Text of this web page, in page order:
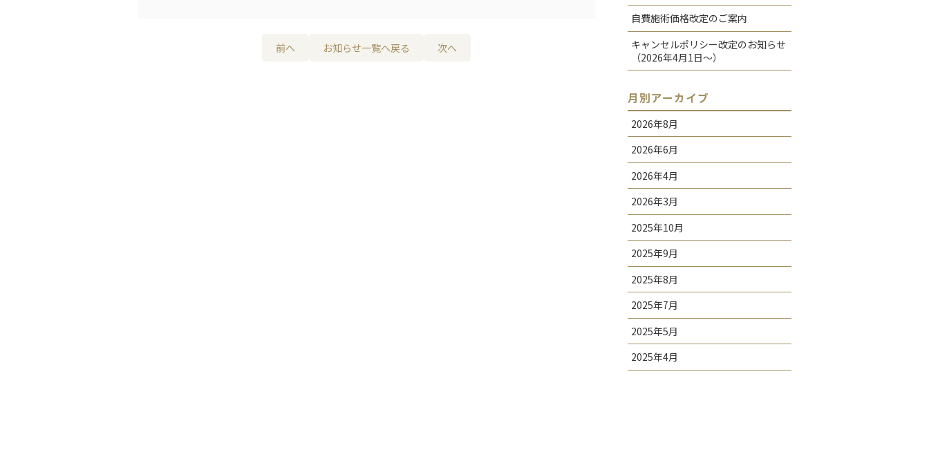
前へ お知らせ一覧へ戻る 次へ
自費施術価格改定のご案内
キャンセルポリシー改定のお知らせ
（2026年4月1日〜）
月別アーカイブ
2026年8月
2026年6月
2026年4月
2026年3月
2025年10月
2025年9月
2025年8月
2025年7月
2025年5月
2025年4月